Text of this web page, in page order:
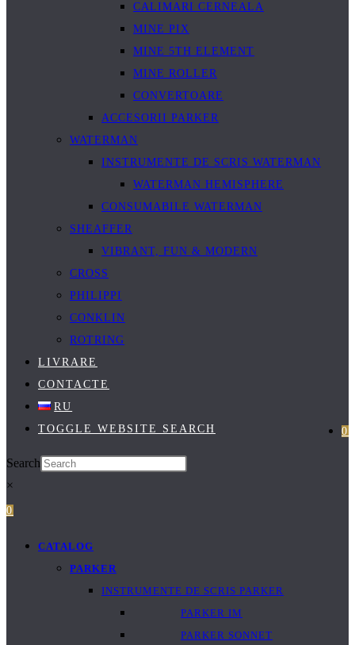
CALIMARI CERNEALA
MINE PIX
MINE 5TH ELEMENT
MINE ROLLER
CONVERTOARE
ACCESORII PARKER
WATERMAN
INSTRUMENTE DE SCRIS WATERMAN
WATERMAN HEMISPHERE
CONSUMABILE WATERMAN
SHEAFFER
VIBRANT, FUN & MODERN
CROSS
PHILIPPI
CONKLIN
ROTRING
LIVRARE
CONTACTE
RU
0
TOGGLE WEBSITE SEARCH
Search
×
0
CATALOG
PARKER
INSTRUMENTE DE SCRIS PARKER
PARKER IM
PARKER SONNET